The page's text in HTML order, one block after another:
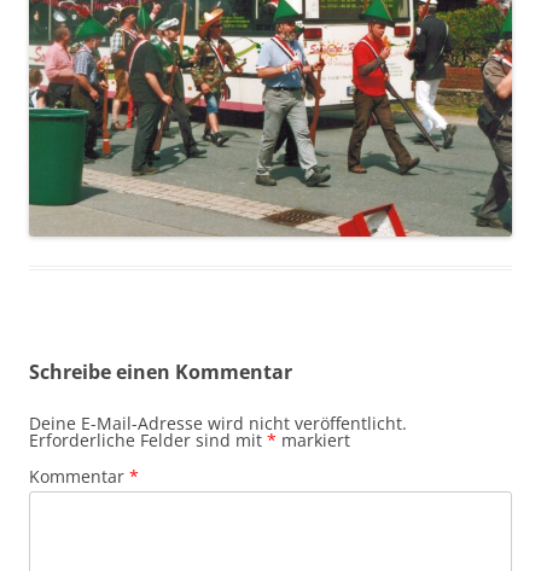
Schreibe einen Kommentar
Deine E-Mail-Adresse wird nicht veröffentlicht.
Erforderliche Felder sind mit * markiert
Kommentar *